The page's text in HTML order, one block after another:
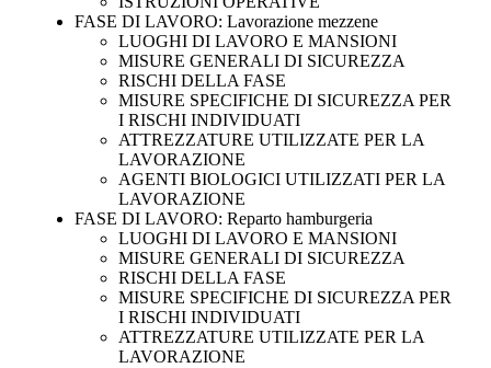
FASE DI LAVORO: Lavorazione mezzene
LUOGHI DI LAVORO E MANSIONI
MISURE GENERALI DI SICUREZZA
RISCHI DELLA FASE
MISURE SPECIFICHE DI SICUREZZA PER
I RISCHI INDIVIDUATI
ATTREZZATURE UTILIZZATE PER LA
LAVORAZIONE
AGENTI BIOLOGICI UTILIZZATI PER LA
LAVORAZIONE
FASE DI LAVORO: Reparto hamburgeria
LUOGHI DI LAVORO E MANSIONI
MISURE GENERALI DI SICUREZZA
RISCHI DELLA FASE
MISURE SPECIFICHE DI SICUREZZA PER
I RISCHI INDIVIDUATI
ATTREZZATURE UTILIZZATE PER LA
LAVORAZIONE